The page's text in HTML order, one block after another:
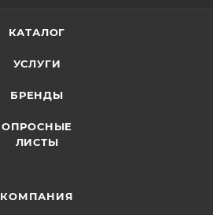
КАТАЛОГ
УСЛУГИ
БРЕНДЫ
ОПРОСНЫЕ
ЛИСТЫ
КОМПАНИЯ